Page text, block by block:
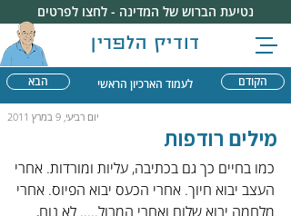
דודיק הלפרין
נטיעת הברוש של המדינה - לחצו לפרטים
הבא הקודם לעמוד הארכיון הראשי
יום רביעי, 9 במרץ 2011
מילים רודפות
כמו בחיים כך גם בכתיבה, עליות ומורדות. אחרי
העצב יבוא חיוך. אחרי הכעס יבוא הפיוס. אחרי
מלחמה יבוא שלום ואַחֲרַי המבול..... לא נוח,